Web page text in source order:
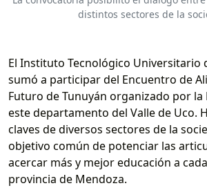
distintos sectores de la
El Instituto Tecnológico Universitario
sumó a participar del Encuentro de
Futuro de Tunuyán organizado por
este departamento del Valle de Uco.
claves de diversos sectores de la
objetivo común de potenciar las
acercar más y mejor educación a
provincia de Mendoza.